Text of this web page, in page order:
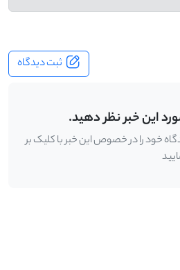
ثبت دیدگاه
این خبر نظر دهید.
خود را در خصوص این خبر با کلیک بر